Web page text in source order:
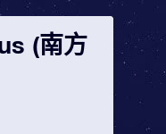
(南方